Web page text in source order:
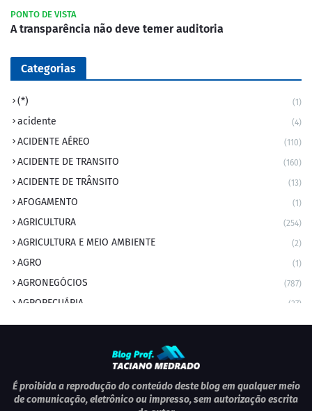
PONTO DE VISTA
A transparência não deve temer auditoria
Categorias
(*) (1)
acidente (4)
ACIDENTE AÉREO (110)
ACIDENTE DE TRANSITO (160)
ACIDENTE DE TRÂNSITO (13)
AFOGAMENTO (1)
AGRICULTURA (254)
AGRICULTURA E MEIO AMBIENTE (2)
AGRO (1)
AGRONEGÓCIOS (787)
AGROPECUÁRIA (37)
AMBIENTE (9)
ANIVERSÁRIO DA CIDADE
ANIVERSÁRIOS (1)
APEXBRASIL (1)
É proibida a reprodução do conteúdo deste blog em qualquer meio
de comunicação, eletrônico ou impresso, sem autorização escrita